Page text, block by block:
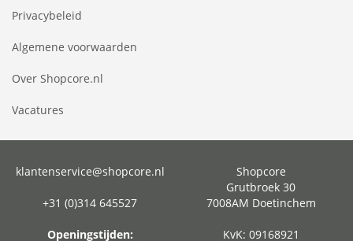
Privacybeleid
Algemene voorwaarden
Over Shopcore.nl
Vacatures
klantenservice@shopcore.nl
+31 (0)314 645527
Openingstijden:
Shopcore
Grutbroek 30
7008AM Doetinchem
KvK: 09168921